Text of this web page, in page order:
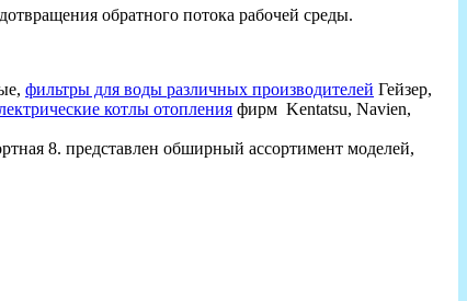
обратного потока рабочей среды.
фильтры для воды различных производителей Гейзер,
котлы отопления фирм Kentatsu, Navien,
8. представлен обширный ассортимент моделей,